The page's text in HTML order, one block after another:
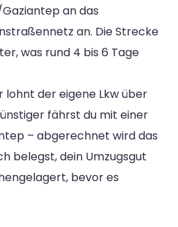
an das
an. Die Strecke
was rund 4 bis 6 Tage
lohnt der eigene Lkw über
fährst du mit einer
– abgerechnet wird das
belegst, dein Umzugsgut
bevor es